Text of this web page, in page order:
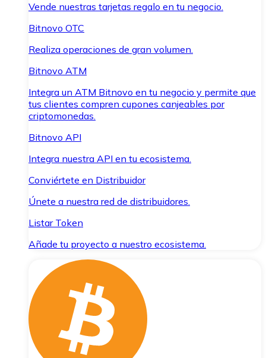
Vende nuestras tarjetas regalo en tu negocio.
Bitnovo OTC
Realiza operaciones de gran volumen.
Bitnovo ATM
Integra un ATM Bitnovo en tu negocio y permite que
tus clientes compren cupones canjeables por
criptomonedas.
Bitnovo API
Integra nuestra API en tu ecosistema.
Conviértete en Distribuidor
Únete a nuestra red de distribuidores.
Listar Token
Añade tu proyecto a nuestro ecosistema.